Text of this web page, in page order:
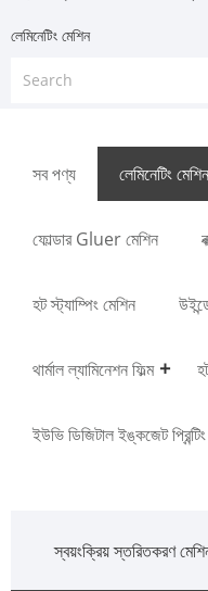
লেমিনেটিং মেশিন
সব পণ্য লেমিনেটিং মেশিন
ফোল্ডার Gluer মেশিন
হট স্ট্যাম্পিং মেশিন
থার্মাল ল্যামিনেশন ফিল্ম
ইউভি ডিজিটাল ইঙ্কজেট
স্বয়ংক্রিয় স্তরিতকরণ